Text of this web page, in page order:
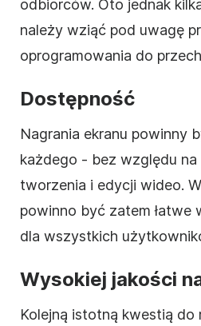
odbiorców. Oto jednak
należy wziąć pod uwagę
oprogramowania do
Dostępność
Nagrania ekranu powinny
każdego - bez względu na
tworzenia i edycji wideo.
powinno być zatem łatwe
dla wszystkich
Wysokiej jakości
Kolejną istotną kwestią do